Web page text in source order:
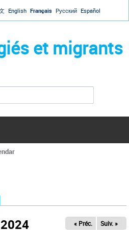
to navigation
English Français Русский Español
et migrants
2024 « Préc. Suiv. »